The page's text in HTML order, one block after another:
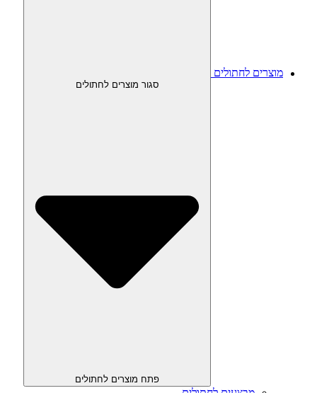
מוצרים לחתולים
סגור מוצרים לחתולים
פתח מוצרים לחתולים